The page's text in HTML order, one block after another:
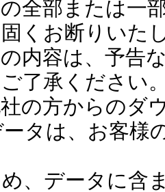
全部または一
くお断りいた
内容は、予告
了承ください
の方からのダ
タは、お客様
、データに含